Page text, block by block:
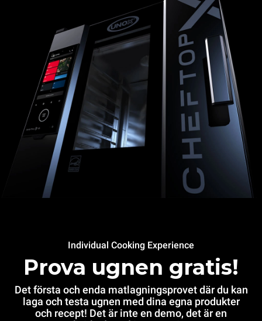
Individual Cooking Experience
Prova ugnen gratis!
Det första och enda matlagningsprovet där du kan
laga och testa ugnen med dina egna produkter
och recept! Det är inte en demo, det är en